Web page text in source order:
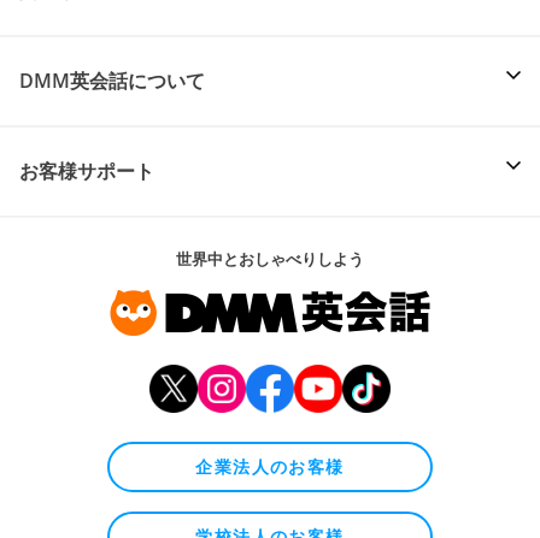
DMM英会話について
お客様サポート
世界中とおしゃべりしよう
企業法人のお客様